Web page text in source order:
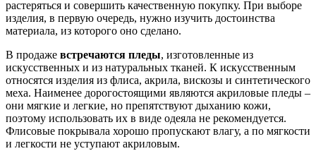
растеряться и совершить качественную покупку. При выборе
изделия, в первую очередь, нужно изучить достоинства
материала, из которого оно сделано.
В продаже встречаются пледы, изготовленные из
искусственных и из натуральных тканей. К искусственным
относятся изделия из флиса, акрила, вискозы и синтетического
меха. Наименее дорогостоящими являются акриловые пледы –
они мягкие и легкие, но препятствуют дыханию кожи,
поэтому использовать их в виде одеяла не рекомендуется.
Флисовые покрывала хорошо пропускают влагу, а по мягкости
и легкости не уступают акриловым.